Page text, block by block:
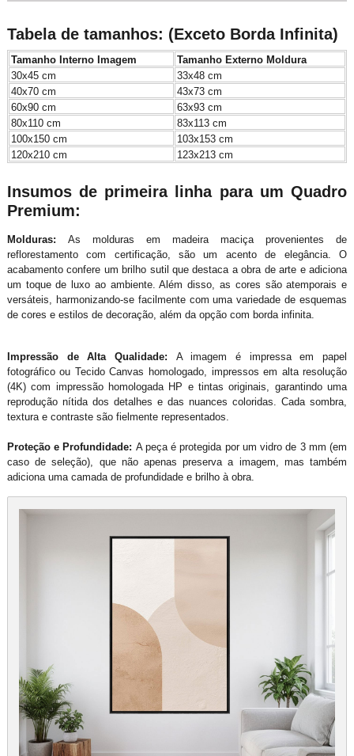
Tabela de tamanhos: (Exceto Borda Infinita)
Tamanho Interno Imagem
Tamanho Externo Moldura
30x45 cm
33x48 cm
40x70 cm
43x73 cm
60x90 cm
63x93 cm
80x110 cm
83x113 cm
100x150 cm
103x153 cm
120x210 cm
123x213 cm
Insumos de primeira linha para um Quadro
Premium:
Molduras: As molduras em madeira maciça provenientes de
reflorestamento com certificação, são um acento de elegância. O
acabamento confere um brilho sutil que destaca a obra de arte e adiciona
um toque de luxo ao ambiente. Além disso, as cores são atemporais e
versáteis, harmonizando-se facilmente com uma variedade de esquemas
de cores e estilos de decoração, além da opção com borda infinita.
Impressão de Alta Qualidade: A imagem é impressa em papel
fotográfico ou Tecido Canvas homologado, impressos em alta resolução
(4K) com impressão homologada HP e tintas originais, garantindo uma
reprodução nítida dos detalhes e das nuances coloridas. Cada sombra,
textura e contraste são fielmente representados.
Proteção e Profundidade: A peça é protegida por um vidro de 3 mm (em
caso de seleção), que não apenas preserva a imagem, mas também
adiciona uma camada de profundidade e brilho à obra.